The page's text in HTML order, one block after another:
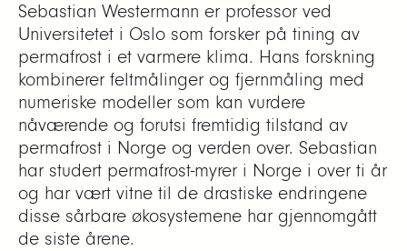
Sebastian Westermann er professor ved
Universitetet i Oslo som forsker på tining av
permafrost i et varmere klima. Hans forskning
kombinerer feltmålinger og fjernmåling med
numeriske modeller som kan vurdere
nåværende og forutsi fremtidig tilstand av
permafrost i Norge og verden over. Sebastian
har studert permafrost-myrer i Norge i over ti år
og har vært vitne til de drastiske endringene
disse sårbare økosystemene har gjennomgått
de siste årene.